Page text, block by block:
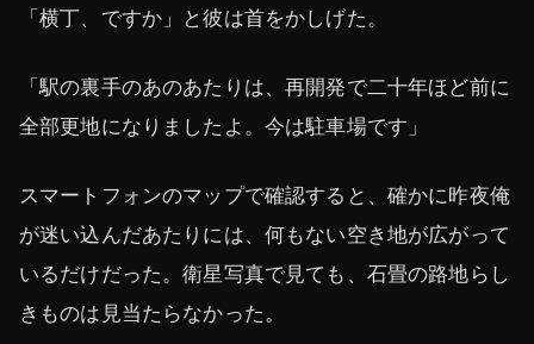
「横丁、ですか」と彼は首をかしげた。
「駅の裏手のあのあたりは、再開発で二十年ほど前に
全部更地になりましたよ。今は駐車場です」
スマートフォンのマップで確認すると、確かに昨夜俺
が迷い込んだあたりには、何もない空き地が広がって
いるだけだった。衛星写真で見ても、石畳の路地らし
きものは見当たらなかった。